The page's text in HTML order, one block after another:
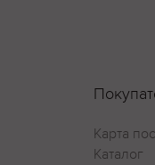
Карта
Каталог